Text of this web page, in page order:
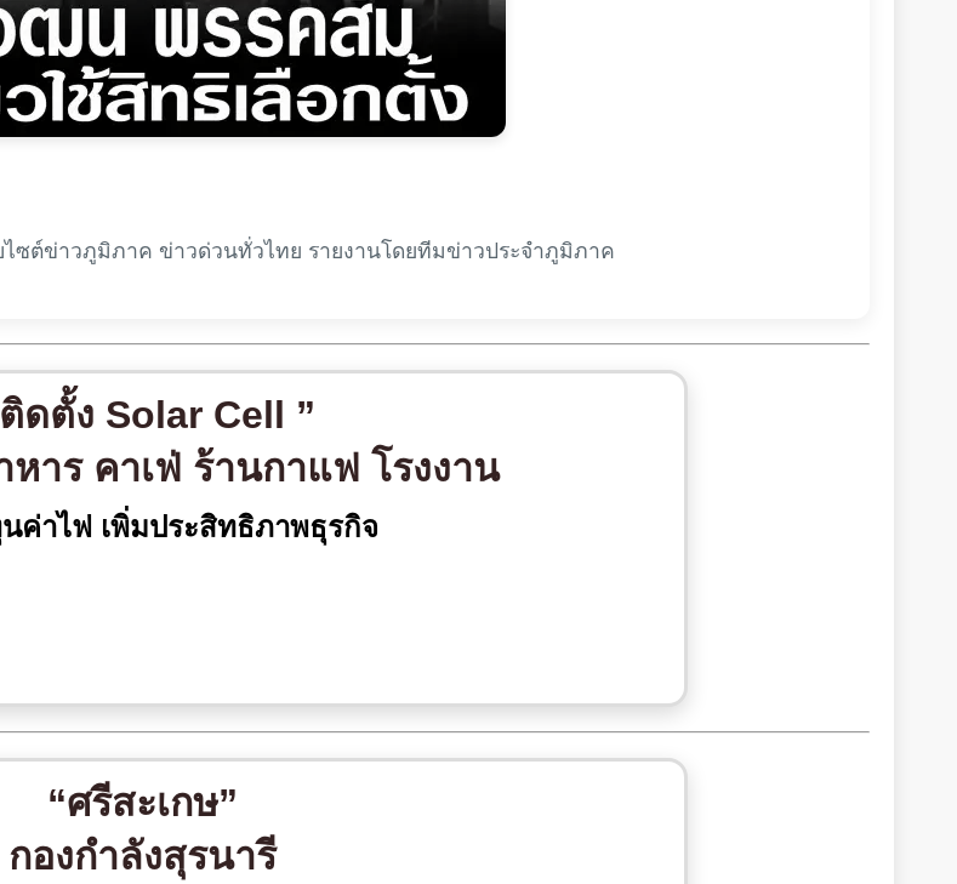
ไซต์ข่าวภูมิภาค ข่าวด่วนทั่วไทย รายงานโดยทีมข่าวประจำภูมิภาค
ดตั้ง Solar Cell ”
าร คาเฟ่ ร้านกาแฟ โรงงาน
ค่าไฟ เพิ่มประสิทธิภาพธุรกิจ
“ศรีสะเกษ”
กองกำลังสุรนารี